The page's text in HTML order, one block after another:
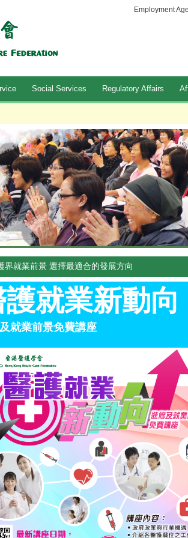
Employment
Social Services Regulatory Affairs
界就業前景 選擇最適合的發展方向
護就業新動向
就業前景免費講座